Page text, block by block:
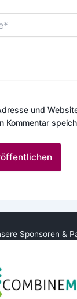
und
Kommentar
Sponsoren &